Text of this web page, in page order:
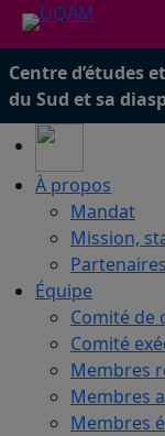
Centre d’études
du Sud et sa
À propos
Mandat
Mission,
Partenaires
Équipe
Comité de
Comité
Membres
Membres
Membres